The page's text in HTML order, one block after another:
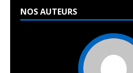
NOS AUTEURS